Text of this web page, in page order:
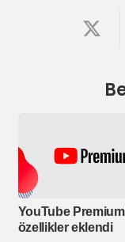
YouTube
özellikler eklendi